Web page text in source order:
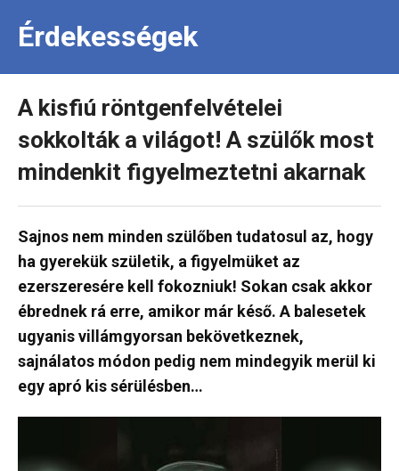
Érdekességek
A kisfiú röntgenfelvételei
sokkolták a világot! A szülők most
mindenkit figyelmeztetni akarnak
Sajnos nem minden szülőben tudatosul az, hogy
ha gyerekük születik, a figyelmüket az
ezerszeresére kell fokozniuk! Sokan csak akkor
ébrednek rá erre, amikor már késő. A balesetek
ugyanis villámgyorsan bekövetkeznek,
sajnálatos módon pedig nem mindegyik merül ki
egy apró kis sérülésben…